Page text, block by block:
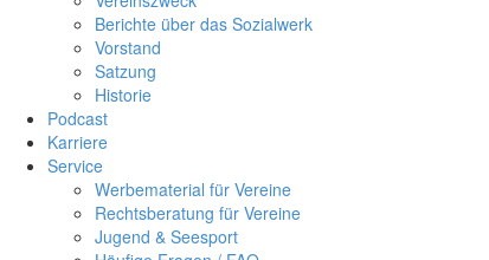
Berichte über das Sozialwerk
Vorstand
Satzung
Historie
Podcast
Karriere
Service
Werbematerial für Vereine
Rechtsberatung für Vereine
Jugend & Seesport